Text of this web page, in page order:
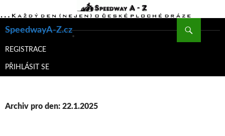
SpeedwayA-Z.cz
K
WEBU
REGISTRACE
PŘIHLÁSIT SE
Archiv pro den: 22.1.2025